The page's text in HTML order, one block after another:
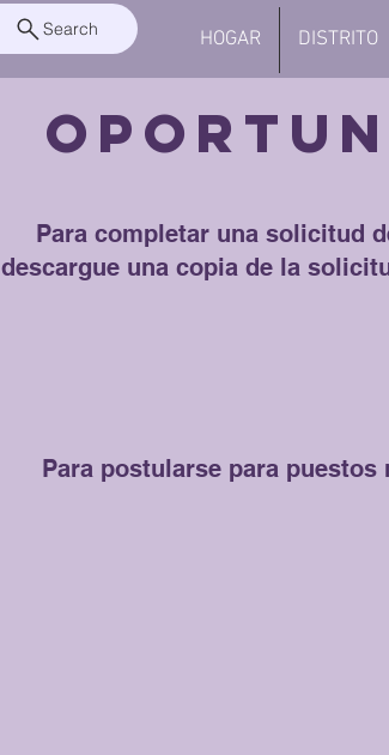
HOGAR DISTRITO
Search
Para completar una solicitud
descargue una copia de la
Para postularse para